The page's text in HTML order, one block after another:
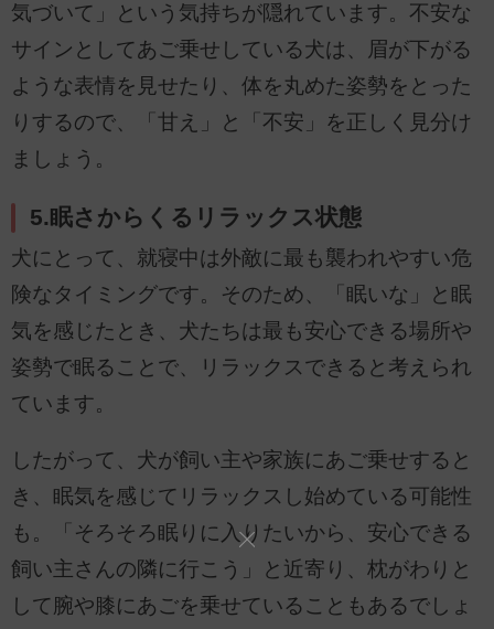
気づいて」という気持ちが隠れています。不安な
サインとしてあご乗せしている犬は、眉が下がる
ような表情を見せたり、体を丸めた姿勢をとった
りするので、「甘え」と「不安」を正しく見分け
ましょう。
5.眠さからくるリラックス状態
犬にとって、就寝中は外敵に最も襲われやすい危
険なタイミングです。そのため、「眠いな」と眠
気を感じたとき、犬たちは最も安心できる場所や
姿勢で眠ることで、リラックスできると考えられ
ています。
したがって、犬が飼い主や家族にあご乗せすると
き、眠気を感じてリラックスし始めている可能性
も。「そろそろ眠りに入りたいから、安心できる
飼い主さんの隣に行こう」と近寄り、枕がわりと
して腕や膝にあごを乗せていることもあるでしょ